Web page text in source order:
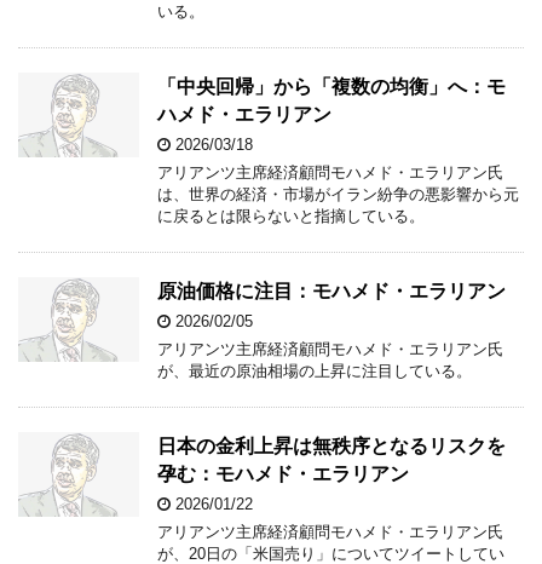
いる。
「中央回帰」から「複数の均衡」へ：モ
ハメド・エラリアン
2026/03/18
アリアンツ主席経済顧問モハメド・エラリアン氏
は、世界の経済・市場がイラン紛争の悪影響から元
に戻るとは限らないと指摘している。
原油価格に注目：モハメド・エラリアン
2026/02/05
アリアンツ主席経済顧問モハメド・エラリアン氏
が、最近の原油相場の上昇に注目している。
日本の金利上昇は無秩序となるリスクを
孕む：モハメド・エラリアン
2026/01/22
アリアンツ主席経済顧問モハメド・エラリアン氏
が、20日の「米国売り」についてツイートしてい